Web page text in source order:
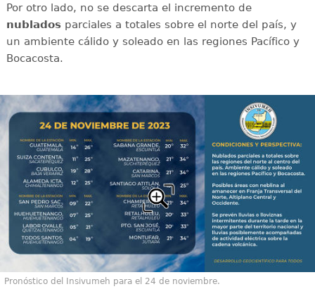
Por otro lado, no se descarta el incremento de
nubladosparciales a totales sobre el norte del país, y
un ambiente cálido y soleado en las regiones Pacífico y
Bocacosta.
Pronóstico del Insivumeh para el 24 de noviembre.